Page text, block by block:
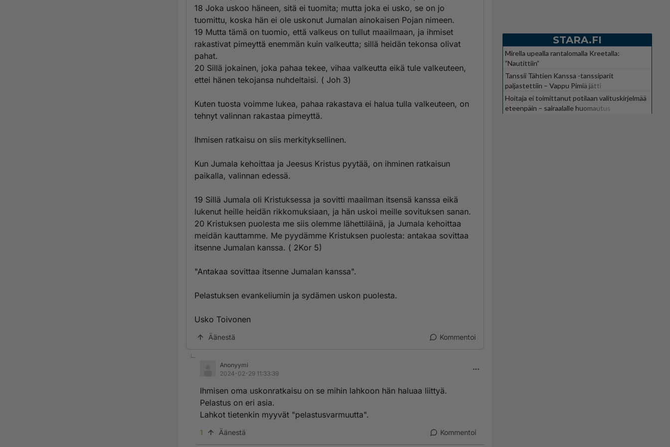
18 Joka uskoo häneen, sitä ei tuomita; mutta joka ei usko, se on jo
tuomittu, koska hän ei ole uskonut Jumalan ainokaisen Pojan nimeen.
19 Mutta tämä on tuomio, että valkeus on tullut maailmaan, ja ihmiset
rakastivat pimeyttä enemmän kuin valkeutta; sillä heidän tekonsa olivat
pahat.
20 Sillä jokainen, joka pahaa tekee, vihaa valkeutta eikä tule valkeuteen,
ettei hänen tekojansa nuhdeltaisi. ( Joh 3)
Kuten tuosta voimme lukea, pahaa rakastava ei halua tulla valkeuteen, on
tehnyt valinnan rakastaa pimeyttä.
Ihmisen ratkaisu on siis merkityksellinen.
Kun Jumala kehoittaa ja Jeesus Kristus pyytää, on ihminen ratkaisun
paikalla, valinnan edessä.
19 Sillä Jumala oli Kristuksessa ja sovitti maailman itsensä kanssa eikä
lukenut heille heidän rikkomuksiaan, ja hän uskoi meille sovituksen sanan.
20 Kristuksen puolesta me siis olemme lähettiläinä, ja Jumala kehoittaa
meidän kauttamme. Me pyydämme Kristuksen puolesta: antakaa sovittaa
itsenne Jumalan kanssa. ( 2Kor 5)
"Antakaa sovittaa itsenne Jumalan kanssa".
Pelastuksen evankeliumin ja sydämen uskon puolesta.
Usko Toivonen
Äänestä Kommentoi
Anonyymi
2024-02-29 11:33:39
Ihmisen oma uskonratkaisu on se mihin lahkoon hän haluaa liittyä.
Pelastus on eri asia.
Lahkot tietenkin myyvät "pelastusvarmuutta".
1 Äänestä Kommentoi
STARA.FI
Mirella upealla rantalomalla Kreetalla:
”Nautittiin”
Tanssii Tähtien Kanssa -tanssiparit
paljastettiin – Vappu Pimiä jätti
suosikkiohjelman
Hoitaja ei toimittanut potilaan valituskirjelmää
eteenpäin – sairaalalle huomautus